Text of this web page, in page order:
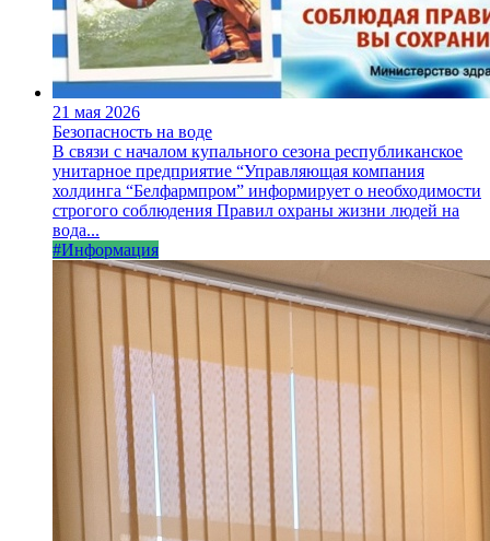
21 мая 2026
Безопасность на воде
В связи с началом купального сезона республиканское
унитарное предприятие “Управляющая компания
холдинга “Белфармпром” информирует о необходимости
строгого соблюдения Правил охраны жизни людей на
вода...
#Информация